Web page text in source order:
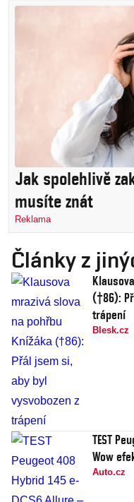
Jak spolehlivě
musíte znát
Reklama
Články z
(†86):
trápení
Blesk.cz
TEST
Wow
Auto.cz